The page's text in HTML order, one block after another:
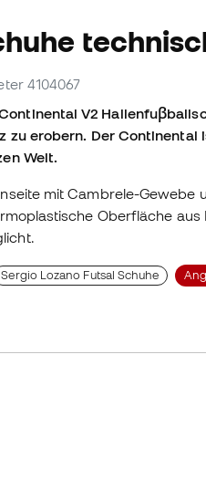
4104067
V2
zu erobern. Der Continental
Welt.
mit Cambrele-Gewebe
Oberfläche
Sergio Lozano Futsal Schuhe